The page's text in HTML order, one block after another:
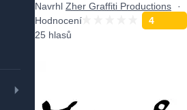
Navrhl Zher Graffiti Productions
Hodnocení
4
25 hlasů